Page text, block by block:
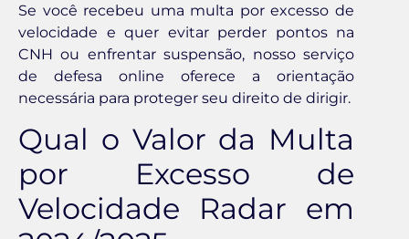
Se você recebeu uma multa por excesso de
velocidade e quer evitar perder pontos na
CNH ou enfrentar suspensão, nosso serviço
de defesa online oferece a orientação
necessária para proteger seu direito de dirigir.
Qual o Valor da Multa
por Excesso de
Velocidade Radar em